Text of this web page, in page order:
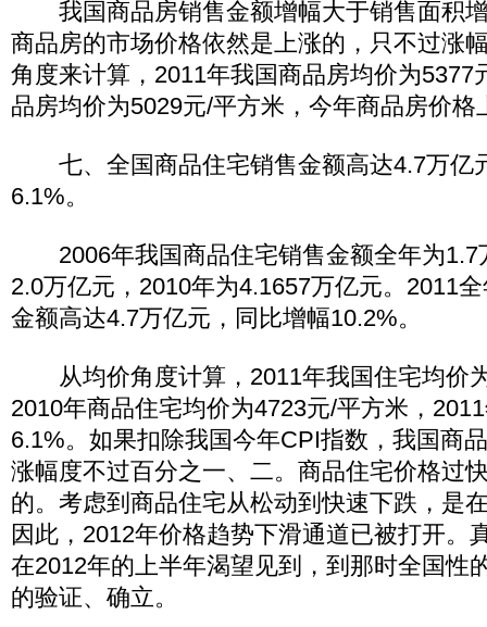
我国商品房销售金额增幅大于销售面积
商品房的市场价格依然是上涨的，只不过涨
角度来计算，2011年我国商品房均价为5377
品房均价为5029元/平方米，今年商品房价格
七、全国商品住宅销售金额高达4.7万亿
6.1%。
2006年我国商品住宅销售金额全年为1.7
2.0万亿元，2010年为4.1657万亿元。2011
金额高达4.7万亿元，同比增幅10.2%。
从均价角度计算，2011年我国住宅均价
2010年商品住宅均价为4723元/平方米，
6.1%。如果扣除我国今年CPI指数，我国商
涨幅度不过百分之一、二。商品住宅价格过
的。考虑到商品住宅从松动到快速下跌，是
因此，2012年价格趋势下滑通道已被打开。
在2012年的上半年渴望见到，到那时全国性
的验证、确立。